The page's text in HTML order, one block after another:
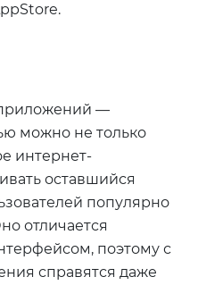
—
можно не только
интернет-
оставшийся
популярно
отличается
поэтому с
справятся даже